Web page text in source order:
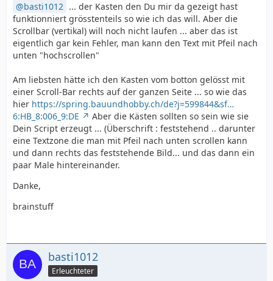
basti1012 ... der Kasten den Du mir da gezeigt hast
funktionniert grösstenteils so wie ich das will. Aber die
Scrollbar (vertikal) will noch nicht laufen ... aber das ist
eigentlich gar kein Fehler, man kann den Text mit Pfeil nach
unten "hochscrollen"
Am liebsten hätte ich den Kasten vom botton gelösst mit
einer Scroll-Bar rechts auf der ganzen Seite ... so wie das
hier https://spring.bauundhobby.ch/de?j=599844&sf…
6:HB_8:006_9:DE
Aber die Kästen sollten so sein wie sie
Dein Script erzeugt ... (Überschrift : feststehend .. darunter
eine Textzone die man mit Pfeil nach unten scrollen kann
und dann rechts das feststehende Bild... und das dann ein
paar Male hintereinander.
Danke,
brainstuff
basti1012
Erleuchteter